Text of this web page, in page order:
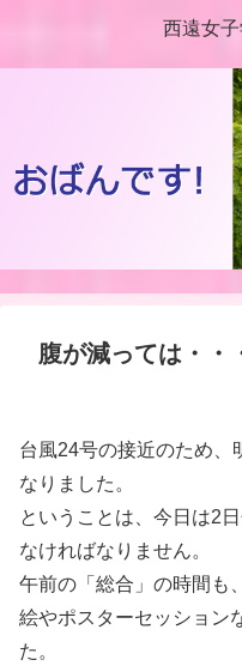
西遠女
腹が減っては・・
台風24号の接近のため、
なりました。
ということは、今日は2
なければなりません。
午前の「総合」の時間も
絵やポスターセッション
た。